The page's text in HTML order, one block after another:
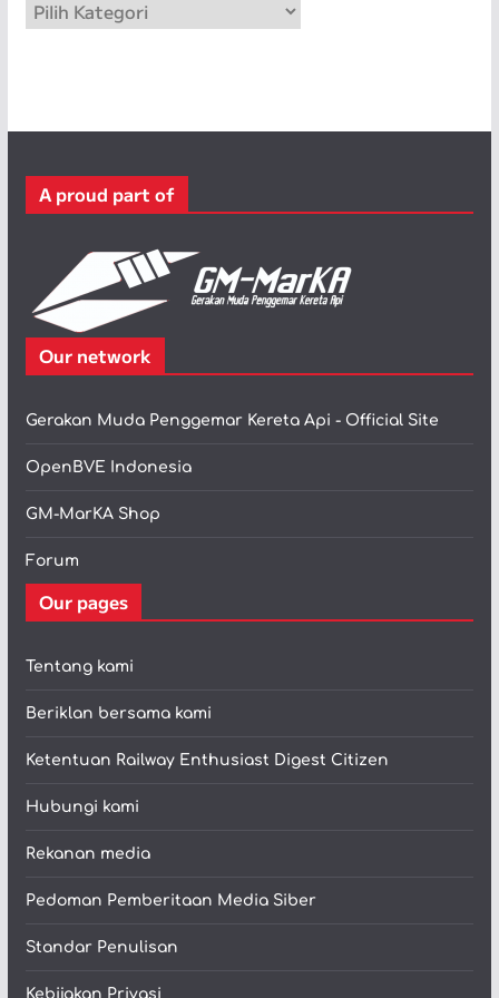
a
r
A proud part of
Our network
Gerakan Muda Penggemar Kereta Api - Official Site
OpenBVE Indonesia
GM-MarKA Shop
Forum
Our pages
Tentang kami
Beriklan bersama kami
Ketentuan Railway Enthusiast Digest Citizen
Hubungi kami
Rekanan media
Pedoman Pemberitaan Media Siber
Standar Penulisan
Kebijakan Privasi